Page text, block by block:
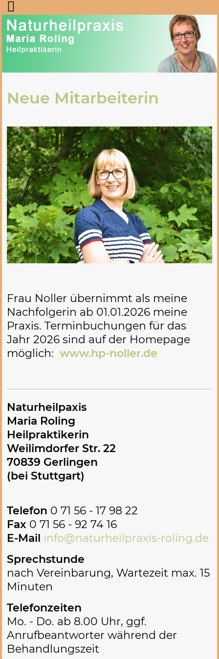
Neue Mitarbeiterin
Frau Noller übernimmt als meine
Nachfolgerin ab 01.01.2026 meine
Praxis. Terminbuchungen für das
Jahr 2026 sind auf der Homepage
möglich: www.hp-noller.de
Naturheilpaxis
Maria Roling
Heilpraktikerin
Weilimdorfer Str. 22
70839 Gerlingen
(bei Stuttgart)
Telefon 0 71 56 - 17 98 22
Fax 0 71 56 - 92 74 16
E-Mail info@naturheilpraxis-roling.de
Sprechstunde
nach Vereinbarung, Wartezeit max. 15
Minuten
Telefonzeiten
Mo. - Do. ab 8.00 Uhr, ggf.
Anrufbeantworter während der
Behandlungszeit